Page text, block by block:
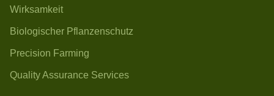
Wirksamkeit
Biologischer Pflanzenschutz
Precision Farming
Quality Assurance Services